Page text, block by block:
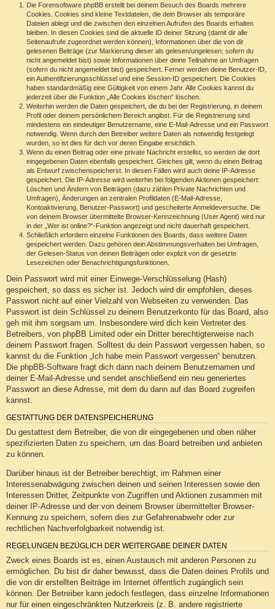
Die Forensoftware phpBB erstellt bei deinem Besuch des Boards mehrere
Cookies. Cookies sind kleine Textdateien, die dein Browser als temporäre
Dateien ablegt und die zwischen den einzelnen Aufrufen des Boards erhalten
bleiben. In diesen Cookies sind die aktuelle ID deiner Sitzung (damit dir alle
Seitenaufrufe zugeordnet werden können), Informationen über die von dir
gelesenen Beiträge (zur Markierung dieser als gelesen/ungelesen; sofern du
nicht angemeldet bist) sowie Informationen über deine Teilnahme an Umfragen
(sofern du nicht angemeldet bist) gespeichert. Ferner werden deine Benutzer-ID,
ein Authentifizierungsschlüssel und eine Session-ID gespeichert. Die Cookies
haben standardmäßig eine Gültigkeit von einem Jahr. Alle Cookies kannst du
jederzeit über die Funktion „Alle Cookies löschen“ löschen.
Weiterhin werden die Daten gespeichert, die du bei der Registrierung, in deinem
Profil oder deinem persönlichem Bereich angibst. Für die Registrierung sind
mindestens ein eindeutiger Benutzername, eine E-Mail-Adresse und ein Passwort
notwendig. Wenn durch den Betreiber weitere Daten als notwendig festgelegt
wurden, so ist dies für dich vor deren Eingabe ersichtlich.
Wenn du einen Beitrag oder eine private Nachricht erstellst, so werden die dort
eingegebenen Daten ebenfalls gespeichert. Gleiches gilt, wenn du einen Beitrag
als Entwurf zwischenspeicherst. In diesen Fällen wird auch deine IP-Adresse
gespeichert. Die IP-Adresse wird weiterhin bei folgenden Aktionen gespeichert:
Löschen und Ändern von Beiträgen (dazu zählen Private Nachrichten und
Umfragen), Änderungen an zentralen Profildaten (E-Mail-Adresse,
Kontoaktivierung, Benutzer-Passwort) und gescheiterte Anmeldeversuche. Die
von deinem Browser übermittelte Browser-Kennzeichnung (User Agent) wird nur
in der „Wer ist online?“-Funktion angezeigt und nicht dauerhaft gespeichert.
Schließlich erfordern einzelne Funktionen des Boards, dass weitere Daten
gespeichert werden. Dazu gehören dein Abstimmungsverhalten bei Umfragen,
der Gelesen-Status von deinen Beiträgen oder explizit von dir gesetzte
Lesezeichen oder Benachrichtigungsfunktionen.
Dein Passwort wird mit einer Einwege-Verschlüsselung (Hash)
gespeichert, so dass es sicher ist. Jedoch wird dir empfohlen, dieses
Passwort nicht auf einer Vielzahl von Webseiten zu verwenden. Das
Passwort ist dein Schlüssel zu deinem Benutzerkonto für das Board, also
geh mit ihm sorgsam um. Insbesondere wird dich kein Vertreter des
Betreibers, von phpBB Limited oder ein Dritter berechtigterweise nach
deinem Passwort fragen. Solltest du dein Passwort vergessen haben, so
kannst du die Funktion „Ich habe mein Passwort vergessen“ benutzen.
Die phpBB-Software fragt dich dann nach deinem Benutzernamen und
deiner E-Mail-Adresse und sendet anschließend ein neu generiertes
Passwort an diese Adresse, mit dem du dann auf das Board zugreifen
kannst.
GESTATTUNG DER DATENSPEICHERUNG
Du gestattest dem Betreiber, die von dir eingegebenen und oben näher
spezifizierten Daten zu speichern, um das Board betreiben und anbieten
zu können.
Darüber hinaus ist der Betreiber berechtigt, im Rahmen einer
Interessenabwägung zwischen deinen und seinen Interessen sowie den
Interessen Dritter, Zeitpunkte von Zugriffen und Aktionen zusammen mit
deiner IP-Adresse und der von deinem Browser übermittelter Browser-
Kennung zu speichern, sofern dies zur Gefahrenabwehr oder zur
rechtlichen Nachverfolgbarkeit notwendig ist.
REGELUNGEN BEZÜGLICH DER WEITERGABE DEINER DATEN
Zweck eines Boards ist es, einen Austausch mit anderen Personen zu
ermöglichen. Du bist dir daher bewusst, dass die Daten deines Profils und
die von dir erstellten Beiträge im Internet öffentlich zugänglich sein
können. Der Betreiber kann jedoch festlegen, dass einzelne Informationen
nur für einen eingeschränkten Nutzerkreis (z. B. andere registrierte